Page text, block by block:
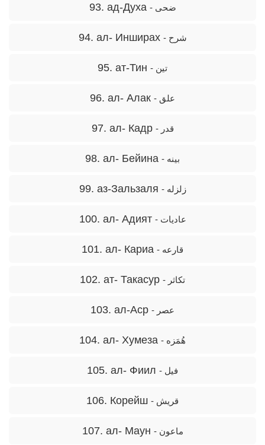
93. ад-Духа - ضحی
94. ал- Инширах - شرح
95. ат-Тин - تین
96. ал- Алак - علق
97. ал- Кадр - قدر
98. ал- Бейина - بینه
99. аз-Зальзаля - زلزله
100. ал- Адият - عادیات
101. ал- Кариа - قارعه
102. ат- Такасур - تکاثر
103. ал-Аср - عصر
104. ал- Хумеза - هُمَزه
105. ал- Фиил - فیل
106. Корейш - قریش
107. ал- Маун - ماعون